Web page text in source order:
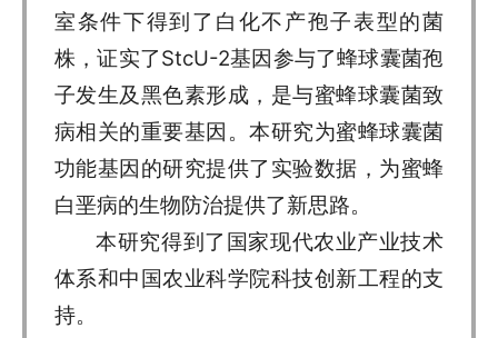
室条件下得到了白化不产孢子表型的菌
株，证实了StcU-2基因参与了蜂球囊菌孢
子发生及黑色素形成，是与蜜蜂球囊菌致
病相关的重要基因。本研究为蜜蜂球囊菌
功能基因的研究提供了实验数据，为蜜蜂
白垩病的生物防治提供了新思路。
本研究得到了国家现代农业产业技术
体系和中国农业科学院科技创新工程的支
持。